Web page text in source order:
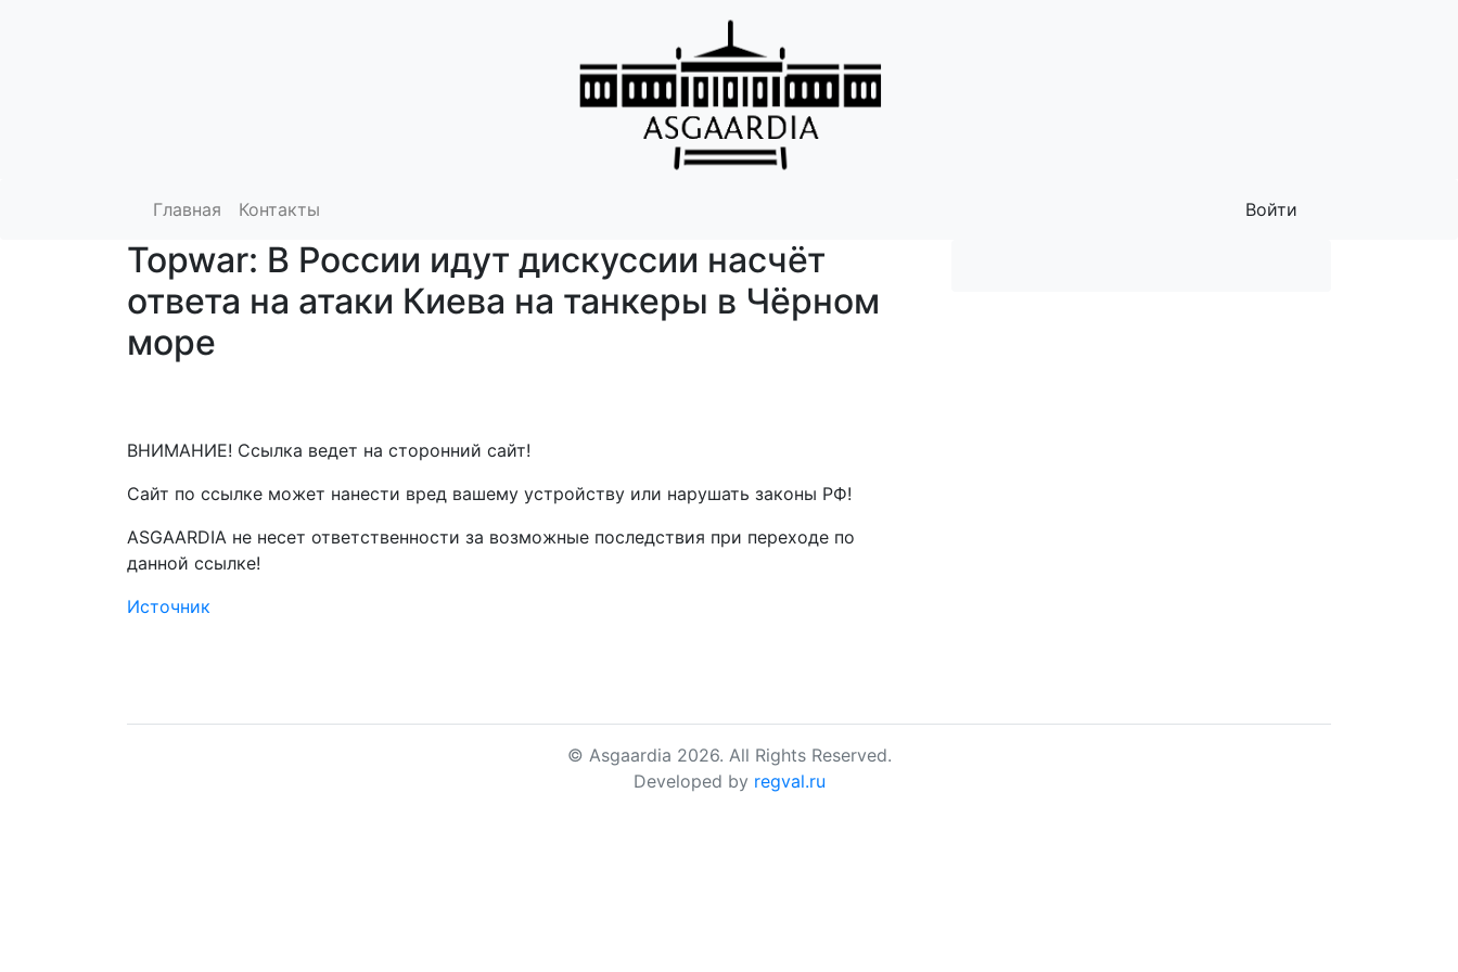
Главная Контакты Войти
Topwar: В России идут дискуссии насчёт
ответа на атаки Киева на танкеры в Чёрном
море
ВНИМАНИЕ! Ссылка ведет на сторонний сайт!
Сайт по ссылке может нанести вред вашему устройству или нарушать законы РФ!
ASGAARDIA не несет ответственности за возможные последствия при переходе по
данной ссылке!
Источник
© Asgaardia 2026. All Rights Reserved.
Developed by regval.ru